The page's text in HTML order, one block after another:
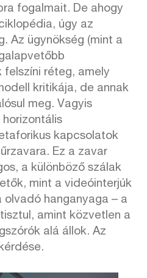
fogalmait. De ahogy
úgy az
Az ügynökség (mint a
felszíni réteg, amely
kritikája, de annak
meg. Vagyis
kapcsolatok
Ez a zavar
a különböző szálak
mint a videóinterjúk
hanganyaga – a
amint közvetlen a
alá állok. Az